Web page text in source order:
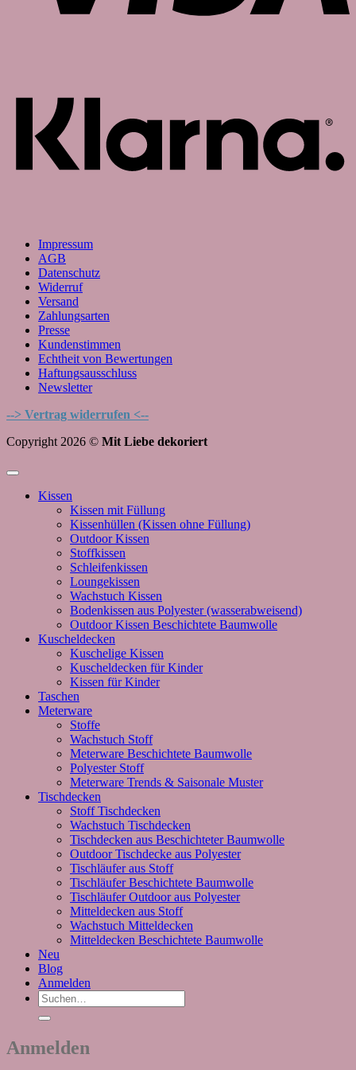
Impressum
AGB
Datenschutz
Widerruf
Versand
Zahlungsarten
Presse
Kundenstimmen
Echtheit von Bewertungen
Haftungsausschluss
Newsletter
--> Vertrag widerrufen <--
Copyright 2026 © Mit Liebe dekoriert
Kissen
Kissen mit Füllung
Kissenhüllen (Kissen ohne Füllung)
Outdoor Kissen
Stoffkissen
Schleifenkissen
Loungekissen
Wachstuch Kissen
Bodenkissen aus Polyester (wasserabweisend)
Outdoor Kissen Beschichtete Baumwolle
Kuscheldecken
Kuschelige Kissen
Kuscheldecken für Kinder
Kissen für Kinder
Taschen
Meterware
Stoffe
Wachstuch Stoff
Meterware Beschichtete Baumwolle
Polyester Stoff
Meterware Trends & Saisonale Muster
Tischdecken
Stoff Tischdecken
Wachstuch Tischdecken
Tischdecken aus Beschichteter Baumwolle
Outdoor Tischdecke aus Polyester
Tischläufer aus Stoff
Tischläufer Beschichtete Baumwolle
Tischläufer Outdoor aus Polyester
Mitteldecken aus Stoff
Wachstuch Mitteldecken
Mitteldecken Beschichtete Baumwolle
Neu
Blog
Anmelden
Suchen
nach:
Anmelden